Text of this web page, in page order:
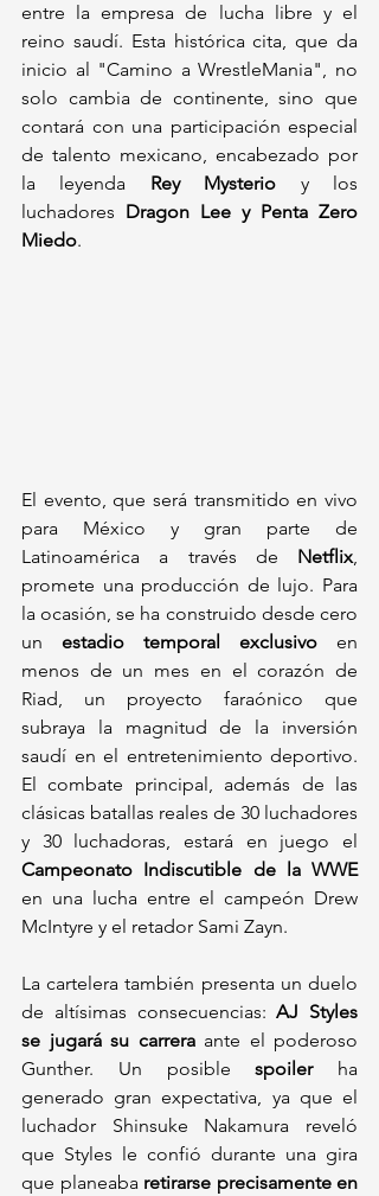
entre la empresa de lucha libre y el
reino saudí. Esta histórica cita, que da
inicio al "Camino a WrestleMania", no
solo cambia de continente, sino que
contará con una participación especial
de talento mexicano, encabezado por
la leyenda Rey Mysterio y los
luchadores Dragon Lee y Penta Zero
Miedo.
El evento, que será transmitido en vivo
para México y gran parte de
Latinoamérica a través de Netflix,
promete una producción de lujo. Para
la ocasión, se ha construido desde cero
un estadio temporal exclusivo en
menos de un mes en el corazón de
Riad, un proyecto faraónico que
subraya la magnitud de la inversión
saudí en el entretenimiento deportivo.
El combate principal, además de las
clásicas batallas reales de 30 luchadores
Campeonato Indiscutible de la WWE
en una lucha entre el campeón Drew
McIntyre y el retador Sami Zayn.
La cartelera también presenta un duelo
de altísimas consecuencias: AJ Styles
se jugará su carrera ante el poderoso
Gunther. Un posible spoiler ha
generado gran expectativa, ya que el
luchador Shinsuke Nakamura reveló
que Styles le confió durante una gira
que planeaba retirarse precisamente en